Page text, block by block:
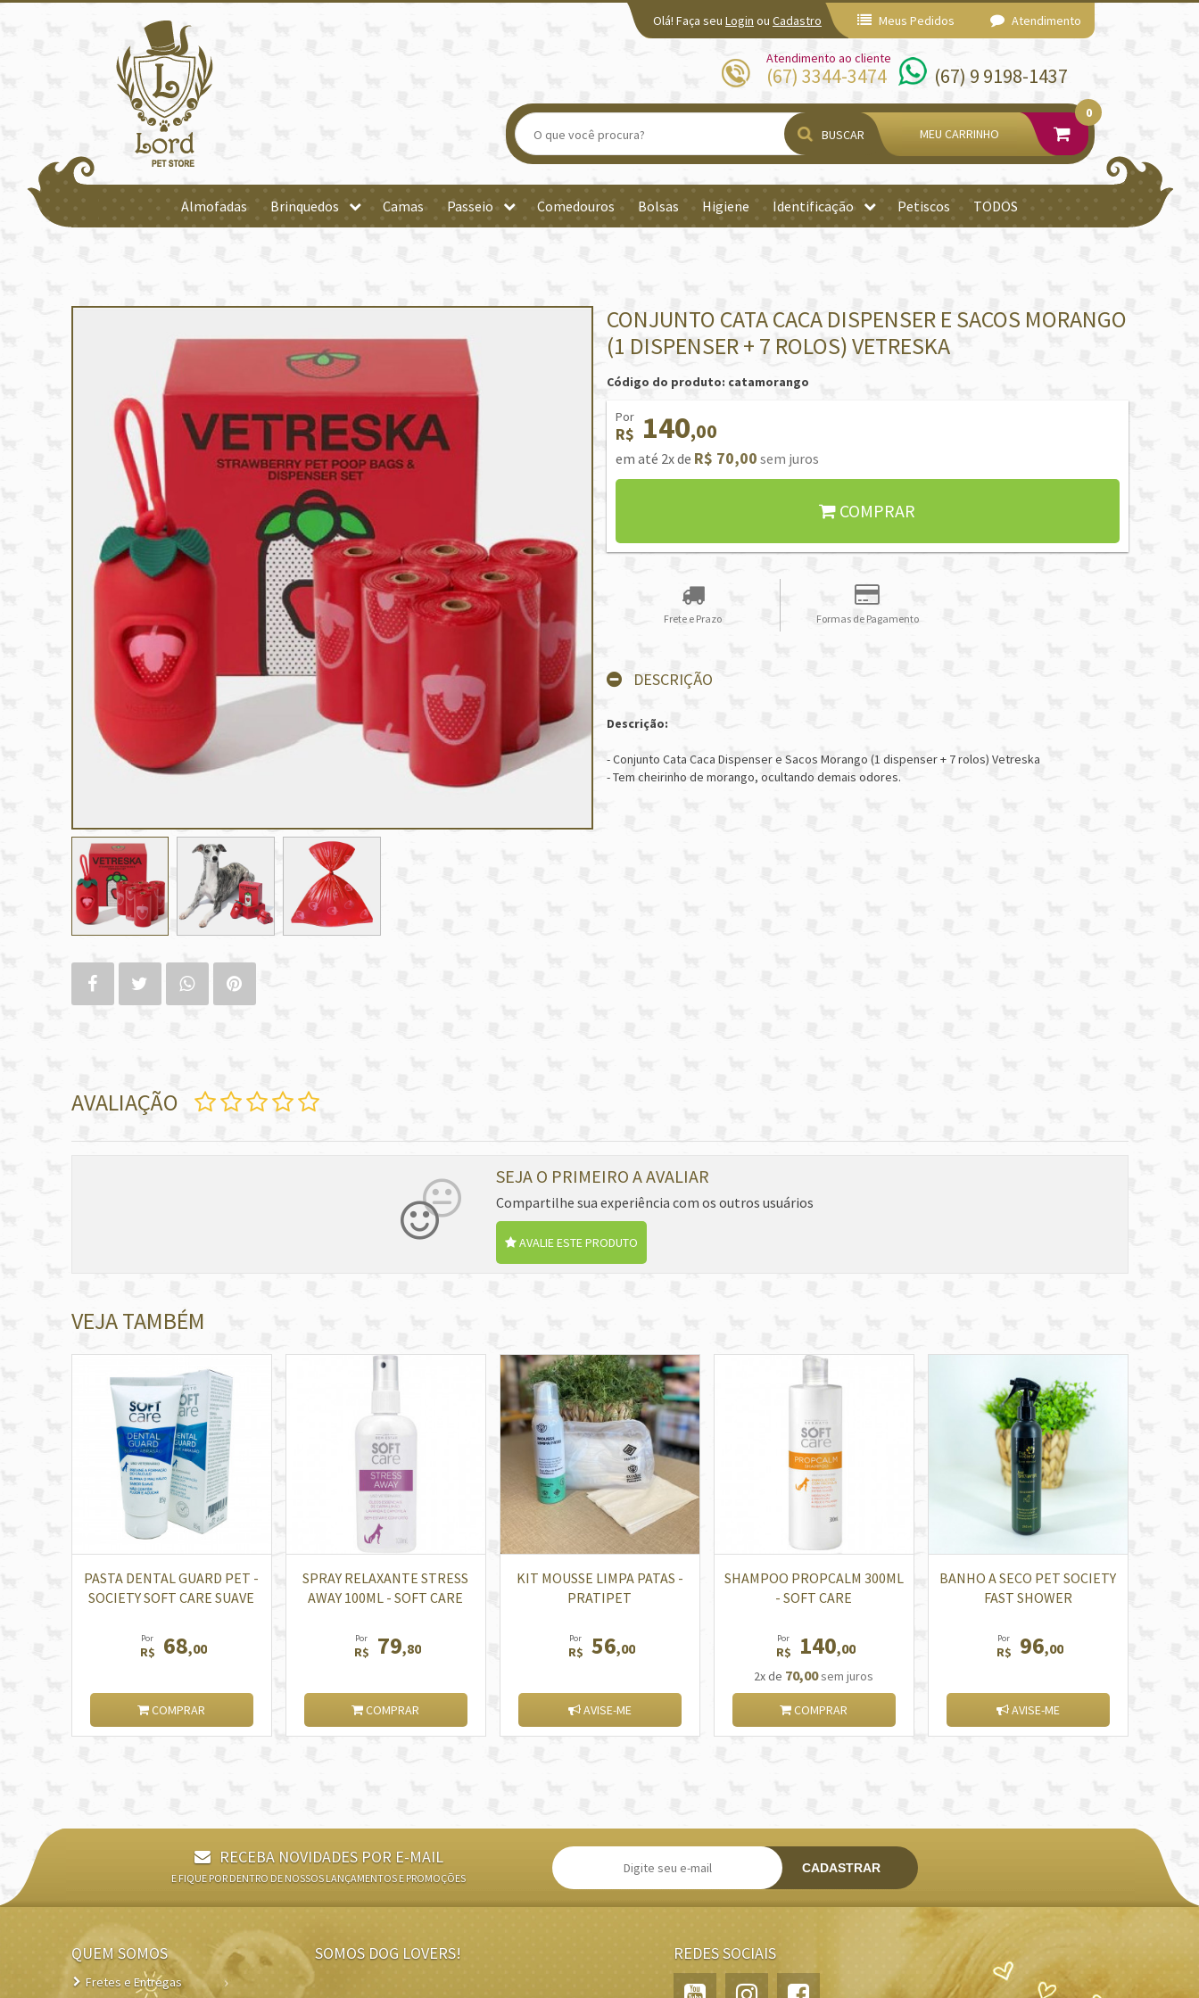
Olá! Faça seu Login ou Cadastro Meus Pedidos Atendimento
Atendimento ao cliente
(67) 3344-3474 (67) 9 9198-1437
BUSCAR MEU CARRINHO
0
Almofadas Brinquedos Camas Passeio Comedouros Bolsas Higiene Identificação Petiscos TODOS
CONJUNTO CATA CACA DISPENSER E SACOS MORANGO
(1 DISPENSER + 7 ROLOS) VETRESKA
Código do produto: catamorango
Por
R$ 140,00
em até 2x de R$ 70,00 sem juros
COMPRAR
Frete e Prazo Formas de Pagamento
DESCRIÇÃO
Descrição:
- Conjunto Cata Caca Dispenser e Sacos Morango (1 dispenser + 7 rolos) Vetreska
- Tem cheirinho de morango, ocultando demais odores.
AVALIAÇÃO
SEJA O PRIMEIRO A AVALIAR
Compartilhe sua experiência com os outros usuários
AVALIE ESTE PRODUTO
VEJA TAMBÉM
PASTA DENTAL GUARD PET -
SOCIETY SOFT CARE SUAVE
Por
R$ 68,00
COMPRAR
SPRAY RELAXANTE STRESS
AWAY 100ML - SOFT CARE
Por
R$ 79,80
COMPRAR
KIT MOUSSE LIMPA PATAS -
PRATIPET
Por
R$ 56,00
AVISE-ME
SHAMPOO PROPCALM 300ML
- SOFT CARE
Por
R$ 140,00
2x de 70,00sem juros
COMPRAR
BANHO A SECO PET SOCIETY
FAST SHOWER
Por
R$ 96,00
AVISE-ME
RECEBA NOVIDADES POR E-MAIL
E FIQUE POR DENTRO DE NOSSOS LANÇAMENTOS E PROMOÇÕES
CADASTRAR
QUEM SOMOS
Fretes e Entregas
SOMOS DOG LOVERS! REDES SOCIAIS